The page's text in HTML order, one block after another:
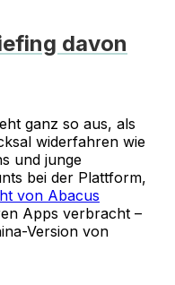
davon
ganz so aus, als
widerfahren wie
und junge
bei der Plattform,
von Abacus
Apps verbracht –
Version von